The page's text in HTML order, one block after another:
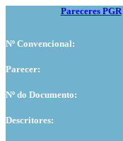
Pareceres PGR
Nº Convencional:
Parecer:
Nº do Documento:
Descritores: